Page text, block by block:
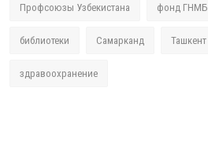
Профсоюзы Узбекистана фонд ГНМБ
библиотеки Самарканд Ташкент
здравоохранение